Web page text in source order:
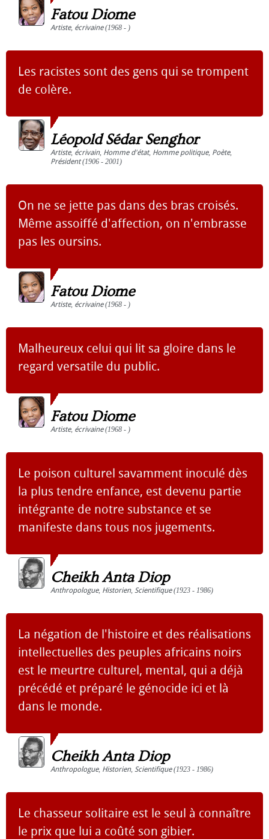
Fatou Diome
Artiste, écrivaine(1968 - )
Les racistes sont des gens qui se trompent
de colère.
Léopold Sédar Senghor
Artiste, écrivain, Homme d'état, Homme politique, Poète,
Président(1906 - 2001)
On ne se jette pas dans des bras croisés.
Même assoiffé d'affection, on n'embrasse
pas les oursins.
Fatou Diome
Artiste, écrivaine(1968 - )
Malheureux celui qui lit sa gloire dans le
regard versatile du public.
Fatou Diome
Artiste, écrivaine(1968 - )
Le poison culturel savamment inoculé dès
la plus tendre enfance, est devenu partie
intégrante de notre substance et se
manifeste dans tous nos jugements.
Cheikh Anta Diop
Anthropologue, Historien, Scientifique(1923 - 1986)
La négation de l'histoire et des réalisations
intellectuelles des peuples africains noirs
est le meurtre culturel, mental, qui a déjà
précédé et préparé le génocide ici et là
dans le monde.
Cheikh Anta Diop
Anthropologue, Historien, Scientifique(1923 - 1986)
Le chasseur solitaire est le seul à connaître
le prix que lui a coûté son gibier.